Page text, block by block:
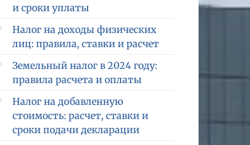
и сроки уплаты
Налог на доходы физических
лиц: правила, ставки и расчет
Земельный налог в 2024 году:
правила расчета и оплаты
Налог на добавленную
стоимость: расчет, ставки и
сроки подачи декларации